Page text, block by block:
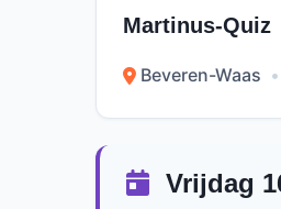
Martinus-Quiz
Beveren-Waas •
Vrijdag